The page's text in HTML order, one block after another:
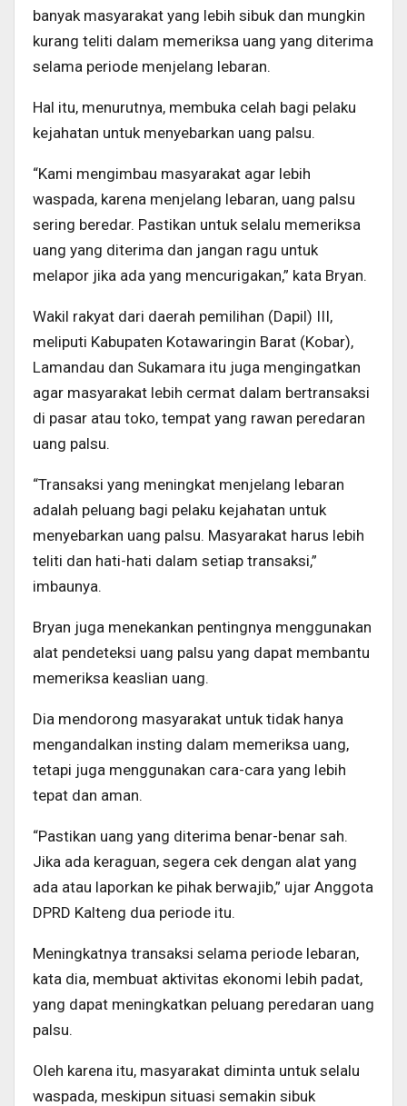
banyak masyarakat yang lebih sibuk dan mungkin
kurang teliti dalam memeriksa uang yang diterima
selama periode menjelang lebaran.
Hal itu, menurutnya, membuka celah bagi pelaku
kejahatan untuk menyebarkan uang palsu.
“Kami mengimbau masyarakat agar lebih
waspada, karena menjelang lebaran, uang palsu
sering beredar. Pastikan untuk selalu memeriksa
uang yang diterima dan jangan ragu untuk
melapor jika ada yang mencurigakan,” kata Bryan.
Wakil rakyat dari daerah pemilihan (Dapil) III,
meliputi Kabupaten Kotawaringin Barat (Kobar),
Lamandau dan Sukamara itu juga mengingatkan
agar masyarakat lebih cermat dalam bertransaksi
di pasar atau toko, tempat yang rawan peredaran
uang palsu.
“Transaksi yang meningkat menjelang lebaran
adalah peluang bagi pelaku kejahatan untuk
menyebarkan uang palsu. Masyarakat harus lebih
teliti dan hati-hati dalam setiap transaksi,”
imbaunya.
Bryan juga menekankan pentingnya menggunakan
alat pendeteksi uang palsu yang dapat membantu
memeriksa keaslian uang.
Dia mendorong masyarakat untuk tidak hanya
mengandalkan insting dalam memeriksa uang,
tetapi juga menggunakan cara-cara yang lebih
tepat dan aman.
“Pastikan uang yang diterima benar-benar sah.
Jika ada keraguan, segera cek dengan alat yang
ada atau laporkan ke pihak berwajib,” ujar Anggota
DPRD Kalteng dua periode itu.
Meningkatnya transaksi selama periode lebaran,
kata dia, membuat aktivitas ekonomi lebih padat,
yang dapat meningkatkan peluang peredaran uang
palsu.
Oleh karena itu, masyarakat diminta untuk selalu
waspada, meskipun situasi semakin sibuk